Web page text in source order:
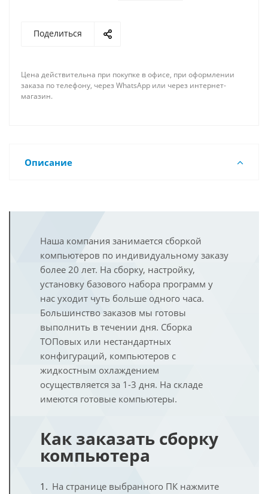
Поделиться
Цена действительна при покупке в офисе, при оформлении
заказа по телефону, через WhatsApp или через интернет-
магазин.
Описание
Наша компания занимается сборкой
компьютеров по индивидуальному заказу
более 20 лет. На сборку, настройку,
установку базового набора программ у
нас уходит чуть больше одного часа.
Большинство заказов мы готовы
выполнить в течении дня. Сборка
ТОПовых или нестандартных
конфигураций, компьютеров с
жидкостным охлаждением
осуществляется за 1-3 дня. На складе
имеются готовые компьютеры.
Как заказать сборку
компьютера
На странице выбранного ПК нажмите